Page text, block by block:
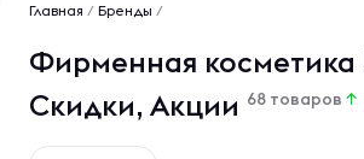
Главная / Бренды /
Фирменная косметика
Скидки, Акции 68 товаров ↑